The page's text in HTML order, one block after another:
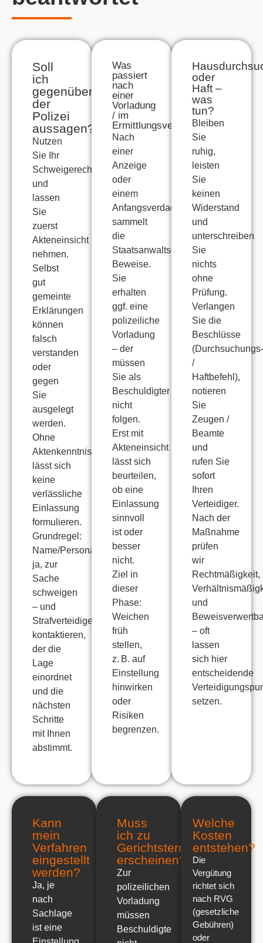
Soll
ich
gegenüber
der
Polizei
aussagen?
Nutzen
Sie Ihr
Schweigerecht
und
lassen
Sie
zuerst
Akteneinsicht
nehmen.
Selbst
gut
gemeinte
Erklärungen
können
falsch
verstanden
oder
gegen
Sie
ausgelegt
werden.
Ohne
Aktenkenntnis
lässt sich
keine
verlässliche
Einlassung
formulieren.
Grundregel:
Name/Personalien
ja, zur
Sache
schweigen
– und
Strafverteidiger
kontaktieren,
der die
Lage
einordnet
und die
nächsten
Schritte
mit Ihnen
abstimmt.
Was
passiert
nach
einer
Vorladung
/ im
Ermittlungsverfahren?
Nach
einer
Anzeige
oder
einem
Anfangsverdacht
sammelt
die
Staatsanwaltschaft
Beweise.
Sie
erhalten
ggf. eine
polizeiliche
Vorladung
– der
müssen
Sie als
Beschuldigter
nicht
folgen.
Erst mit
Akteneinsicht
lässt sich
beurteilen,
ob eine
Einlassung
sinnvoll
ist oder
besser
nicht.
Ziel in
dieser
Phase:
Weichen
früh
stellen,
z. B. auf
Einstellung
hinwirken
oder
Risiken
begrenzen.
oder
Haft –
was
tun?
Bleiben
Sie
ruhig,
leisten
Sie
keinen
Widerstand
und
unterschreiben
Sie
nichts
ohne
Prüfung.
Verlangen
Sie die
Beschlüsse
(Durchsuchungs‑
/
Haftbefehl),
notieren
Sie
Zeugen /
Beamte
und
rufen Sie
sofort
Ihren
Verteidiger.
Nach der
Maßnahme
prüfen
wir
Rechtmäßigkeit,
und
– oft
lassen
sich hier
entscheidende
setzen.
Kann
mein
Verfahren
eingestellt
werden?
Ja, je
nach
Sachlage
ist eine
Muss
ich zu
Gerichtsterminen
erscheinen?
Zur
polizeilichen
Vorladung
müssen
Beschuldigte
Welche
Kosten
entstehen?
Die
Vergütung
richtet sich
nach RVG
(gesetzliche
Gebühren)
oder